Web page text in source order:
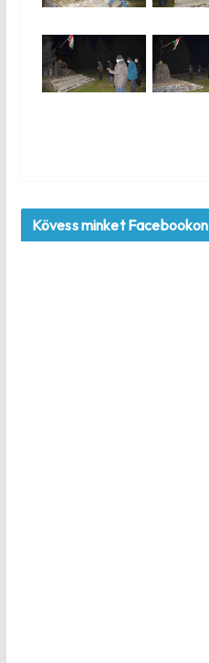
Kövess minket Facebookon